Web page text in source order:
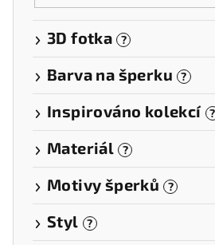
3D fotka ?
Barva na šperku ?
Inspirováno kolekcí ?
Materiál ?
Motivy šperků ?
Styl ?